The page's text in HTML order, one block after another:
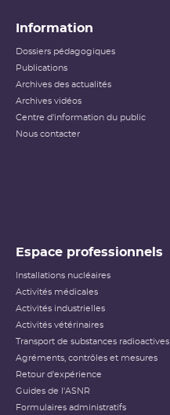
Information
Dossiers pédagogiques
Publications
Archives des actualités
Archives vidéos
Centre d'information du public
Nous contacter
Espace professionnels
Installations nucléaires
Activités médicales
Activités industrielles
Activités vétérinaires
Transport de substances radioactives
Agréments, contrôles et mesures
Retour d'expérience
Guides de l'ASNR
Formulaires administratifs